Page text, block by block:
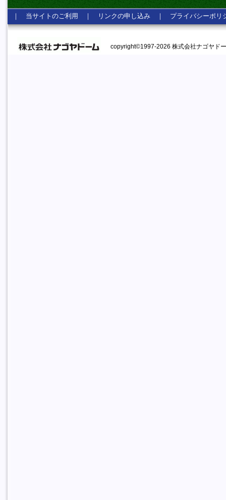
｜ 当サイトのご利用 ｜ リンクの申し込み ｜ プライバシーポリ
copyright©1997-2026 株式会社ナゴヤド